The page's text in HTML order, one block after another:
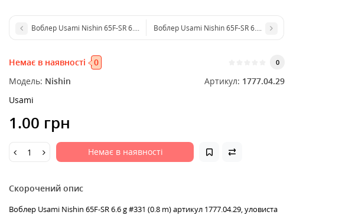
Воблер Usami Nishin 65F-SR 6.6 g #107 (0.8 m)Воблер Usami Nishin 65F-SR 6.6 g #337 (0.8 m)
Немає в наявності 0 0
Модель: Nishin Артикул: 1777.04.29
Usami
1.00 грн
Немає в наявності
Скорочений опис
Воблер Usami Nishin 65F-SR 6.6 g #331 (0.8 m) артикул 1777.04.29, уловиста